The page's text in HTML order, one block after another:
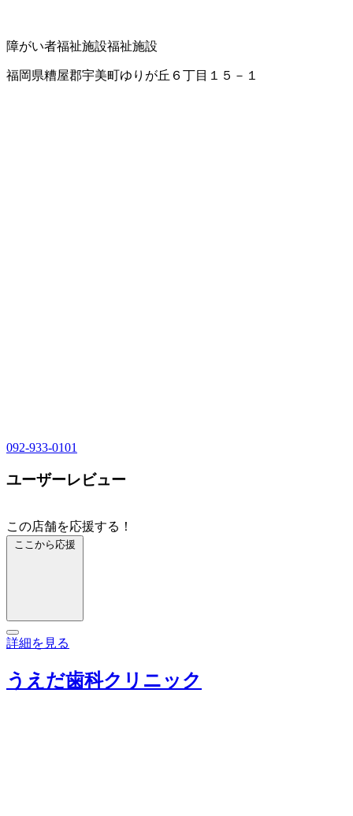
障がい者福祉施設福祉施設
福岡県糟屋郡宇美町ゆりが丘６丁目１５－１
092-933-0101
ユーザーレビュー
この店舗を応援する！
ここから応援
詳細を見る
うえだ歯科クリニック